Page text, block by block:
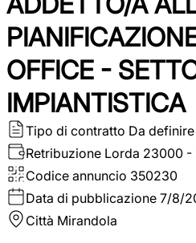
OFFICE -
IMPIANTISTICA
Tipo di contratto Da
Retribuzione Lorda 23000 -
Codice annuncio 350230
Data di pubblicazione 7/8/
Città Mirandola